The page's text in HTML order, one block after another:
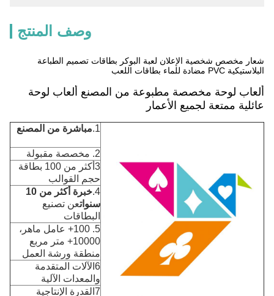
وصف المنتج
شعار مخصص شخصية الإعلان لعبة البوكر بطاقات تصميم الطباعة
البلاستيكية PVC مضادة للماء بطاقات اللعب
ألعاب لوحة مخصصة مطبوعة من المصنع ألعاب لوحة
عائلية ممتعة لجميع الأعمار
1. مباشرة من المصنع
2. مخصصة مقبولة
3أكثر من 100 بطاقة
حجم القوالب
4.
خبرة أكثر من 10
سنواتعن تصنيع
البطاقات
5. 100+ عامل ماهر،
10000+ متر مربع
منطقة ورشة العمل
6الآلات المتقدمة
والمعدات الآلية
7القدرة الإنتاجية